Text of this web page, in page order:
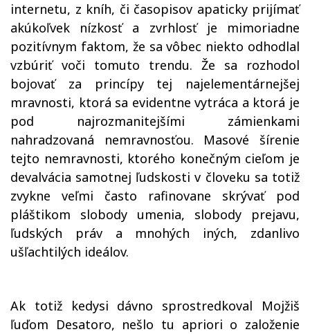
internetu, z kníh, či časopisov apaticky prijímať
akúkoľvek nízkosť a zvrhlosť je mimoriadne
pozitívnym faktom, že sa vôbec niekto odhodlal
vzbúriť voči tomuto trendu. Že sa rozhodol
bojovať za princípy tej najelementárnejšej
mravnosti, ktorá sa evidentne vytráca a ktorá je
pod najrozmanitejšími zámienkami
nahradzovaná nemravnosťou. Masové šírenie
tejto nemravnosti, ktorého konečným cieľom je
devalvácia samotnej ľudskosti v človeku sa totiž
zvykne veľmi často rafinovane skrývať pod
pláštikom slobody umenia, slobody prejavu,
ľudských práv a mnohých iných, zdanlivo
ušľachtilých ideálov.
Ak totiž kedysi dávno sprostredkoval Mojžiš
ľuďom Desatoro, nešlo tu apriori o založenie